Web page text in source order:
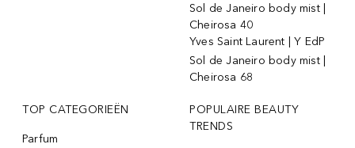
Sol de Janeiro body mist |
Cheirosa 40
Yves Saint Laurent | Y EdP
Sol de Janeiro body mist |
Cheirosa 68
TOP CATEGORIEËN
Parfum
POPULAIRE BEAUTY
TRENDS